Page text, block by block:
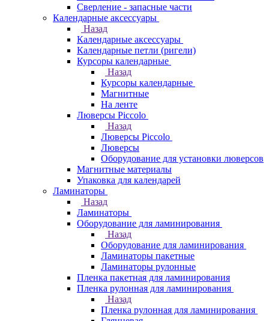
Сверление - запасные части
Календарные аксессуары
Назад
Календарные аксессуары
Календарные петли (ригели)
Курсоры календарные
Назад
Курсоры календарные
Магнитные
На ленте
Люверсы Piccolo
Назад
Люверсы Piccolo
Люверсы
Оборудование для установки люверсов
Магнитные материалы
Упаковка для календарей
Ламинаторы
Назад
Ламинаторы
Оборудование для ламинирования
Назад
Оборудование для ламинирования
Ламинаторы пакетные
Ламинаторы рулонные
Пленка пакетная для ламинирования
Пленка рулонная для ламинирования
Назад
Пленка рулонная для ламинирования